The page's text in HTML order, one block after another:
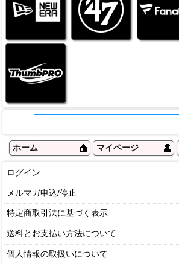
ホーム マイページ
ログイン
メルマガ申込/停止
特定商取引法に基づく表示
送料とお支払い方法について
個人情報の取扱いについて